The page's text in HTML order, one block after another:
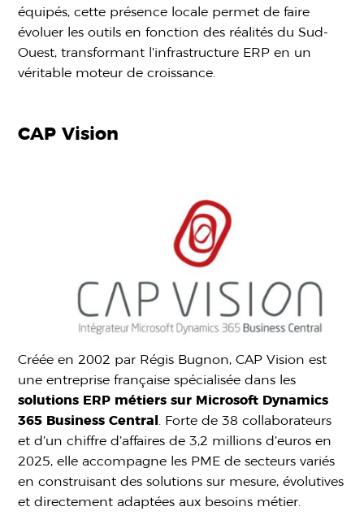
équipés, cette présence locale permet de faire
évoluer les outils en fonction des réalités du Sud-
Ouest, transformant l’infrastructure ERP en un
véritable moteur de croissance.
CAP Vision
Créée en 2002 par Régis Bugnon, CAP Vision est
une entreprise française spécialisée dans les
solutions ERP métiers sur Microsoft Dynamics
365 Business Central . Forte de 38 collaborateurs
et d’un chiffre d’affaires de 3,2 millions d’euros en
2025, elle accompagne les PME de secteurs variés
en construisant des solutions sur mesure, évolutives
et directement adaptées aux besoins métier.